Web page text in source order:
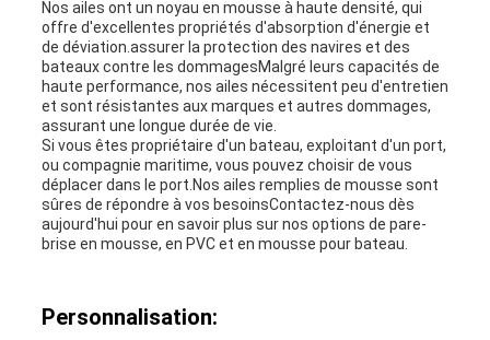
Nos ailes ont un noyau en mousse à haute densité, qui
offre d'excellentes propriétés d'absorption d'énergie et
de déviation.assurer la protection des navires et des
bateaux contre les dommagesMalgré leurs capacités de
haute performance, nos ailes nécessitent peu d'entretien
et sont résistantes aux marques et autres dommages,
assurant une longue durée de vie.
Si vous êtes propriétaire d'un bateau, exploitant d'un port,
ou compagnie maritime, vous pouvez choisir de vous
déplacer dans le port.Nos ailes remplies de mousse sont
sûres de répondre à vos besoinsContactez-nous dès
aujourd'hui pour en savoir plus sur nos options de pare-
brise en mousse, en PVC et en mousse pour bateau.
Personnalisation: